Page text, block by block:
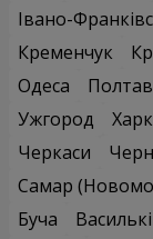
Івано-
Кременчук
Одеса
Ужгород
Черкаси
Самар
Буча